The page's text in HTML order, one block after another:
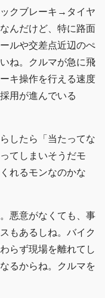
クブレーキ→タイヤ
んだけど、特に路面
ルや交差点近辺のぺ
ね。クルマが急に飛
キ操作を行える速度
用が進んでいる
したら「当たってな
てしまいそうだモ
れるモンなのかな
悪意がなくても、事
もあるしね。バイク
らず現場を離れてし
るからね。クルマを